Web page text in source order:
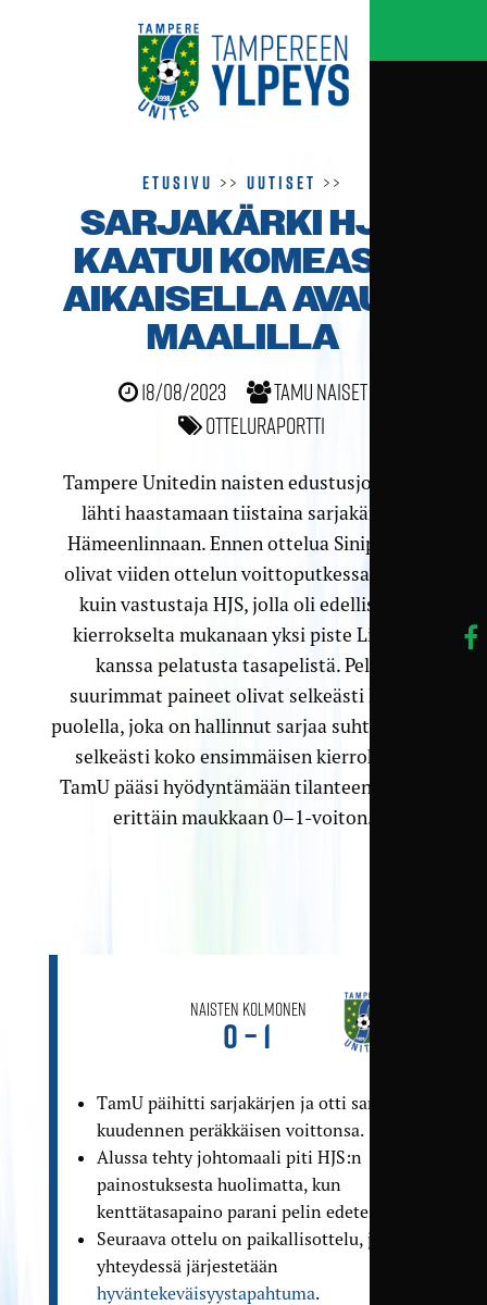
Etusivu >>Uutiset >>
SARJAKÄRKI HJS
KAATUI KOMEASTI
AIKAISELLA AVAUS­
MAALILLA
18/08/2023
TamU naiset
Otteluraportti
Tampere Unitedin naisten edustusjoukkue
lähti haastamaan tiistaina sarjakärkeä
Hämeenlinnaan. Ennen ottelua Sinipaidat
olivat viiden ottelun voittoputkessa toisin
kuin vastustaja HJS, jolla oli edelliseltä
kierrokselta mukanaan yksi piste LiePan
kanssa pelatusta tasapelistä. Peliin
suurimmat paineet olivat selkeästi HJS:n
puolella, joka on hallinnut sarjaa suhteellisen
selkeästi koko ensimmäisen kierroksen.
TamU pääsi hyödyntämään tilanteen ja otti
erittäin maukkaan 0–1-voiton.
Naisten Kolmonen
0 – 1
TamU päihitti sarjakärjen ja otti samalla
kuudennen peräkkäisen voittonsa.
Alussa tehty johtomaali piti HJS:n
painostuksesta huolimatta, kun
kenttätasapaino parani pelin edetessä.
Seuraava ottelu on paikallis­ottelu, jonka
yhteydessä järjestetään
hyväntekeväisyys­tapahtuma.